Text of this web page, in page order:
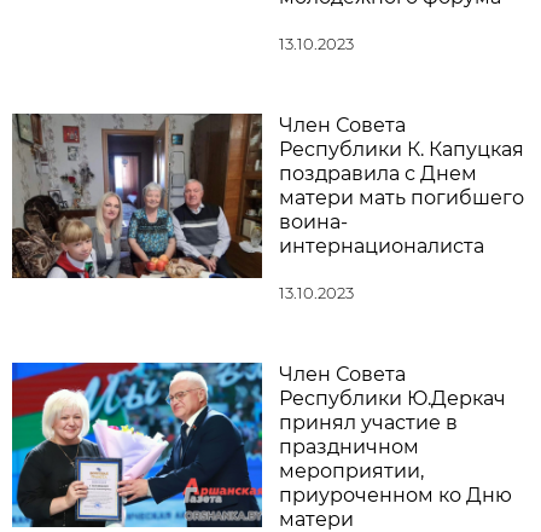
13.10.2023
Член Совета
Республики К. Капуцкая
поздравила с Днем
матери мать погибшего
воина-
интернационалиста
13.10.2023
Член Совета
Республики Ю.Деркач
принял участие в
праздничном
мероприятии,
приуроченном ко Дню
матери